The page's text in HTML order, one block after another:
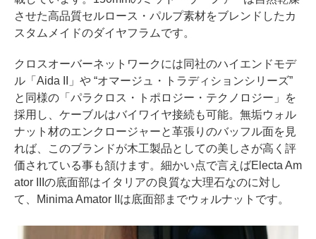
させた高品質セルロース・パルプ素材をブレンドしたカ
スタムメイドのダイヤフラムです。
クロスオーバーネットワークには同社のハイエンドモデ
ル「Aida II」や “オマージュ・トラディションシリーズ”
と同様の「パラクロス・トポロジー・テクノロジー」を
採用し、ケーブルはバイワイヤ接続も可能。無垢ウォル
ナット材のエンクロージャーと革張りのバッフル面を見
れば、このブランドが木工製品としての美しさが高く評
価されている事も頷けます。細かい点で言えばElecta Am
ator IIIの底面部はイタリアの良質な大理石なのに対し
て、Minima Amator IIは底面部までウォルナットです。